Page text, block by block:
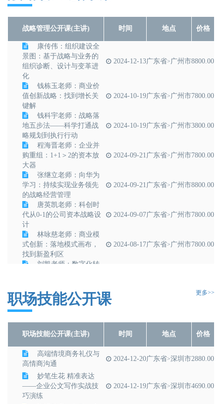
战略管理公开课(主讲) 时间 地点 价格
康传伟：组织建设全
景图：基于战略与业务的
组织诊断、设计与变革进
化
2024-12-13广东省>广州市8800.00
钱栋玉老师：商业价
值创新战略：找到增长关
键解
2024-10-19广东省>广州市7800.00
钱科宇老师：战略落
地五步法——科学打通战
略规划到执行行动
2024-10-19广东省>广州市3800.00
程海晋老师：企业并
购重组：1+1＞2的资本放
大器
2024-09-21广东省>广州市7800.00
张继立老师：向华为
学习：持续实现业务领先
的战略经营管理
2024-09-21广东省>广州市8800.00
唐英凯老师：科创时
代从0-1的公司资本战略设
计
2024-09-07广东省>广州市7800.00
林咏慈老师：商业模
式创新：落地模式画布，
找到新盈利区
2024-08-17广东省>广州市7800.00
刘凯老师：数字化转
陈志强老师：向华为
学习：战略驱动的流程设
计与优化
场背景下的企业增长策略
2024-05-25 广东省>广州市 7800.00
职场技能公开课 更多>>
职场技能公开课(主讲) 时间 地点 价格
高端情境商务礼仪与
高情商沟通
2024-12-20广东省>深圳市2880.00
妙笔生花 精准表达
——企业公文写作实战技
巧演练
2024-12-19广东省>深圳市4690.00